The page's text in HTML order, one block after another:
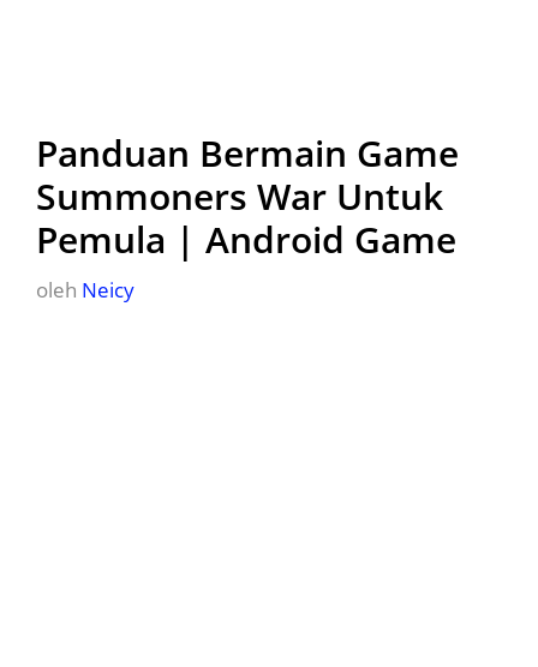
Panduan Bermain Game
Summoners War Untuk
Pemula | Android Game
oleh Neicy